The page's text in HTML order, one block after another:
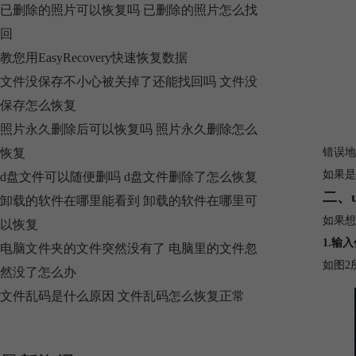
已删除的照片可以恢复吗 已删除的照片怎么找
回
教您用EasyRecovery快速恢复数据
文件没保存不小心被关掉了还能找回吗 文件没
保存怎么恢复
照片永久删除后可以恢复吗 照片永久删除怎么
恢复
d盘文件可以随便删吗 d盘文件删除了怎么恢复
卸载的软件在哪里能看到 卸载的软件在哪里可
以恢复
电脑文件夹的文件突然没有了 电脑里的文件忽
然没了怎么办
文件乱码是什么原因 文件乱码怎么恢复正常
错误
如果
二、
如果
1.输
如图2